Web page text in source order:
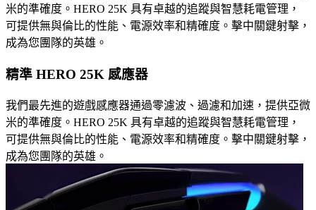
米的準確度。HERO 25K 具有卓越的追蹤與智慧耗電管理，
可提供無與倫比的性能、電源效率和精確度。擊中關鍵射擊，
成為您團隊的英雄。
精準 HERO 25K 感應器
我們最先進的遊戲感應器通過零濾波、過濾和加速，提供亞微
米的準確度。HERO 25K 具有卓越的追蹤與智慧耗電管理，
可提供無與倫比的性能、電源效率和精確度。擊中關鍵射擊，
成為您團隊的英雄。